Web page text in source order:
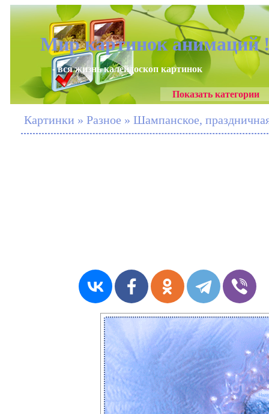
Мир картинок анимаций
- вся жизнь калейдоскоп картинок
Показать категории
Картинки » Разное » Шампанское,